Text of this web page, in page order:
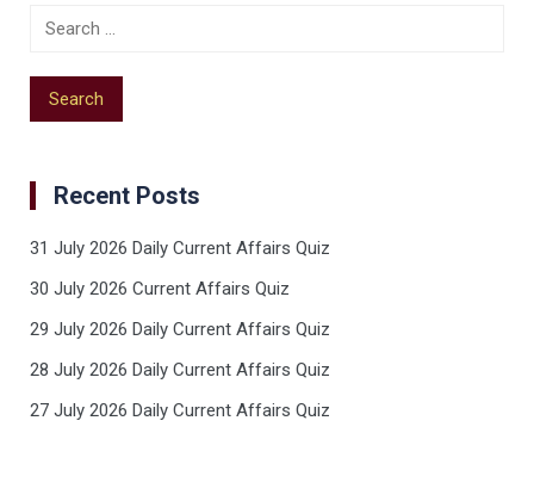
Recent Posts
31 July 2026 Daily Current Affairs Quiz
30 July 2026 Current Affairs Quiz
29 July 2026 Daily Current Affairs Quiz
28 July 2026 Daily Current Affairs Quiz
27 July 2026 Daily Current Affairs Quiz